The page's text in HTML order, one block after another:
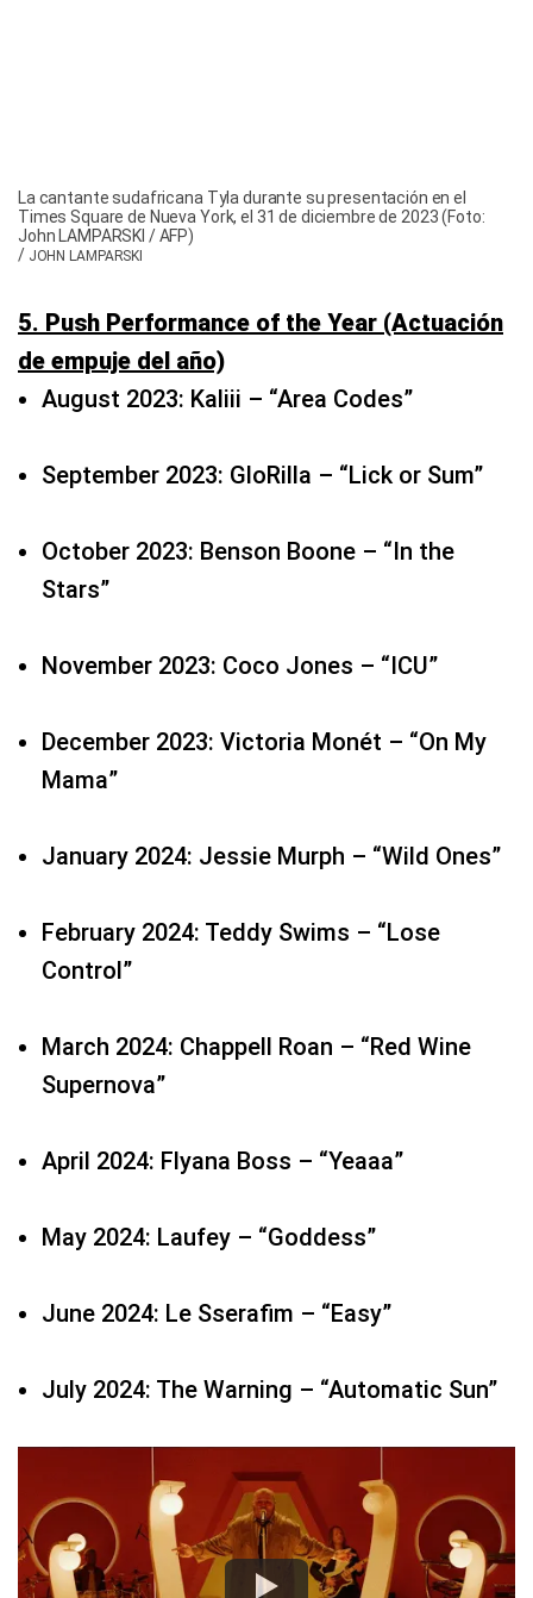
de empuje del año)
August 2023: Kaliii – “Area Codes”
September 2023: GloRilla – “Lick or Sum”
October 2023: Benson Boone – “In the
December 2023: Victoria Monét – “On My
February 2024: Teddy Swims – “Lose
Supernova”
May 2024: Laufey – “Goddess”
June 2024: Le Sserafim – “Easy”
July 2024: The Warning – “Automatic Sun”
6. Best Collaboration (Mejor colaboración)